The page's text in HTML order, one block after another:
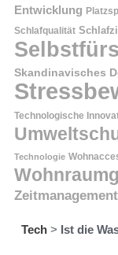
Entwicklung
Schlafqualität
Skandinavisches
Technologische
Technologie
Zeitmanagement
Tech > Ist die